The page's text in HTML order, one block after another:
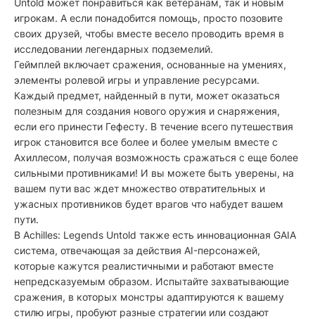
Untold может понравиться как ветеранам, так и новым
игрокам. А если понадобится помощь, просто позовите
своих друзей, чтобы вместе весело проводить время в
исследовании легендарных подземелий.
Геймплей включает сражения, основанные на умениях,
элементы ролевой игры и управление ресурсами.
Каждый предмет, найденный в пути, может оказаться
полезным для создания нового оружия и снаряжения,
если его принести Гефесту. В течение всего путешествия
игрок становится все более и более умелым вместе с
Ахиллесом, получая возможность сражаться с еще более
сильными противниками! И вы можете быть уверены, на
вашем пути вас ждет множество отвратительных и
ужасных противников будет врагов что набудет вашем
пути.
В Achilles: Legends Untold также есть инновационная GAIA
система, отвечающая за действия AI-персонажей,
которые кажутся реалистичными и работают вместе
непредсказуемым образом. Испытайте захватывающие
сражения, в которых монстры адаптируются к вашему
стилю игры, пробуют разные стратегии или создают